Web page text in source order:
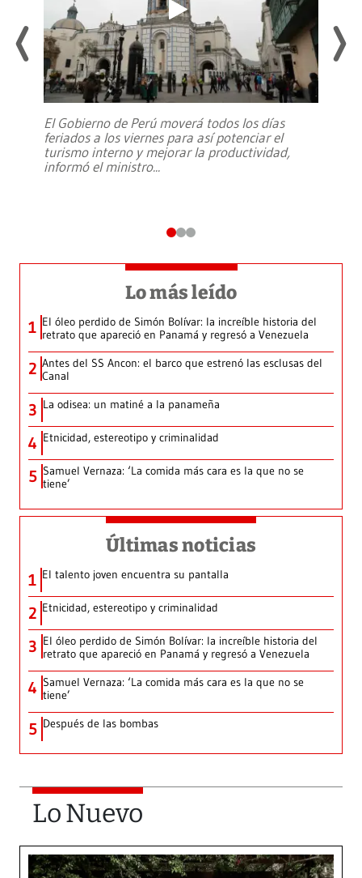
El Gobierno de Perú moverá todos los días
feriados a los viernes para así potenciar el
turismo interno y mejorar la productividad,
informó el ministro...
Lo más leído
1 El óleo perdido de Simón Bolívar: la increíble historia del
retrato que apareció en Panamá y regresó a Venezuela
2 Antes del SS Ancon: el barco que estrenó las esclusas del
Canal
3 La odisea: un matiné a la panameña
4 Etnicidad, estereotipo y criminalidad
5 Samuel Vernaza: ‘La comida más cara es la que no se
tiene’
Últimas noticias
1 El talento joven encuentra su pantalla​
2 Etnicidad, estereotipo y criminalidad
3 El óleo perdido de Simón Bolívar: la increíble historia del
retrato que apareció en Panamá y regresó a Venezuela
4 Samuel Vernaza: ‘La comida más cara es la que no se
tiene’
5 Después de las bombas
Lo Nuevo